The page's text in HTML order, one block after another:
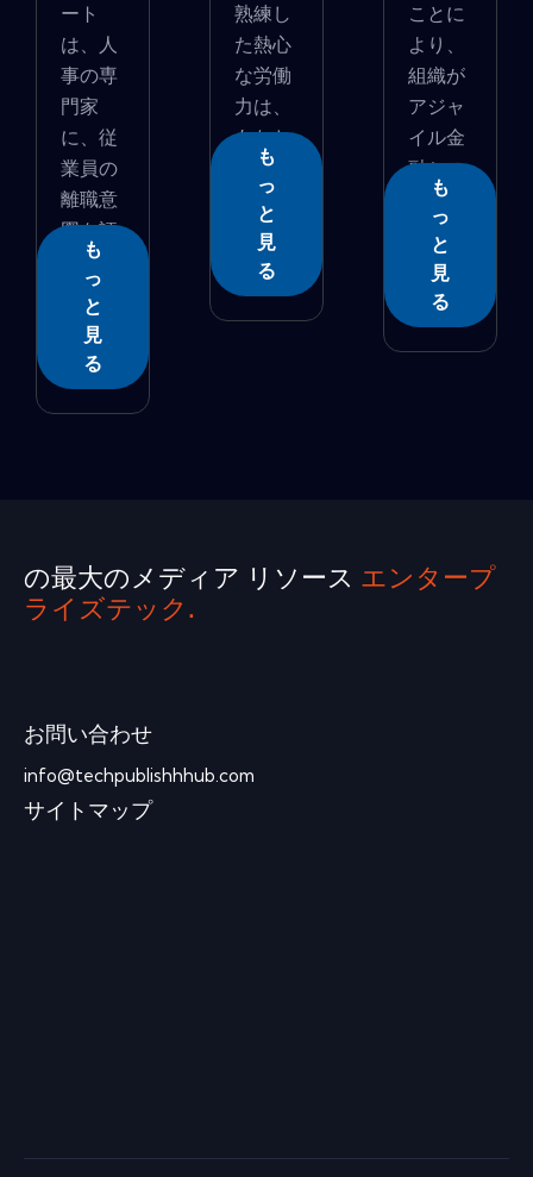
ート
は、人
事の専
門家
に、従
業員の
離職意
図を評
�...も
っ
と
見
る
熟練し
た熱心
な労働
力は、
あなた
の�...
も
っ
と
見
る
ことに
より、
組織が
アジャ
イル金
融シス
テ...も
っ
と
見
る
の最大のメディア リソース エンタープ
ライズテック.
お問い合わせ
info@techpublishhhub.com
サイトマップ